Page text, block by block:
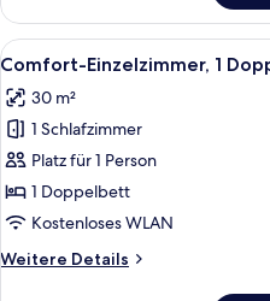
Doppelzimmer
Alle
Fotos
für
Comfort-
Einzelzimmer,
1
Doppelbett
3
Comfort-Einzelzimmer, 1
30 m²
1 Schlafzimmer
Platz für 1 Person
1 Doppelbett
Kostenloses WLAN
Weitere Details
Weitere